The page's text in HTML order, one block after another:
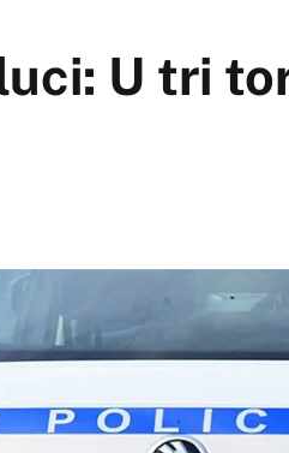
U tri